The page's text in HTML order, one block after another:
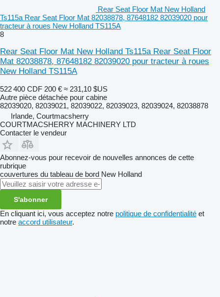
Rear Seat Floor Mat New Holland
Ts115a Rear Seat Floor Mat 82038878, 87648182 82039020 pour
tracteur à roues New Holland TS115A
8
Rear Seat Floor Mat New Holland Ts115a Rear Seat Floor
Mat 82038878, 87648182 82039020 pour tracteur à roues
New Holland TS115A
522 400 CDF 200 € ≈ 231,10 $US
Autre pièce détachée pour cabine
82039020, 82039021, 82039022, 82039023, 82039024, 82038878
Irlande, Courtmacsherry
COURTMACSHERRY MACHINERY LTD
Contacter le vendeur
Abonnez-vous pour recevoir de nouvelles annonces de cette
rubrique
couvertures du tableau de bord New Holland
S'abonner
En cliquant ici, vous acceptez notre politique de confidentialité et
notre accord utilisateur.